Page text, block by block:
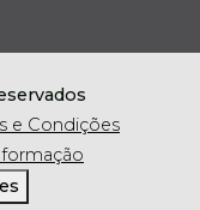
e Condições